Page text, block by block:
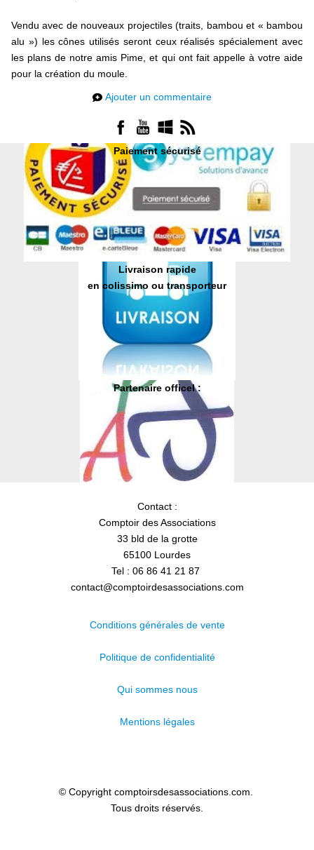
Vendu avec de nouveaux projectiles (traits, bambou et « bambou
alu ») les cônes utilisés seront ceux réalisés spécialement avec
les plans de notre amis Pime, et qui ont fait appelle à votre aide
pour la création du moule.
Ajouter un commentaire
Paiement sécurisé
Livraison rapide
en colissimo ou transporteur
Partenaire officel :
Contact :
Comptoir des Associations
33 bld de la grotte
65100 Lourdes
Tel : 06 86 41 21 87
contact@comptoirdesassociations.com
Conditions générales de vente
Politique de confidentialité
Qui sommes nous
Mentions légales
© Copyright comptoirsdesassociations.com.
Tous droits réservés.